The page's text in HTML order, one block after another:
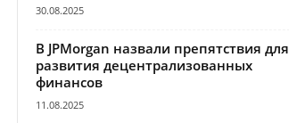
30.08.2025
В JPMorgan назвали препятствия для
развития децентрализованных
финансов
11.08.2025